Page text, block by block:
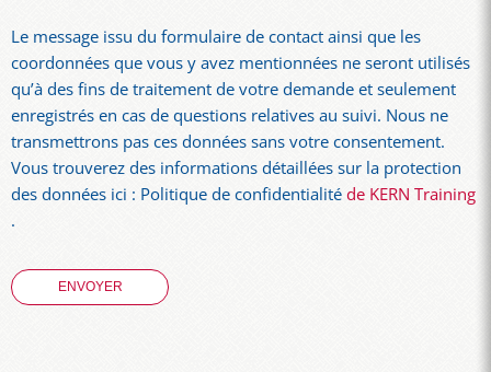
Le message issu du formulaire de contact ainsi que les
coordonnées que vous y avez mentionnées ne seront utilisés
qu’à des fins de traitement de votre demande et seulement
enregistrés en cas de questions relatives au suivi. Nous ne
transmettrons pas ces données sans votre consentement.
Vous trouverez des informations détaillées sur la protection
des données ici : Politique de confidentialitéde KERN Training
.